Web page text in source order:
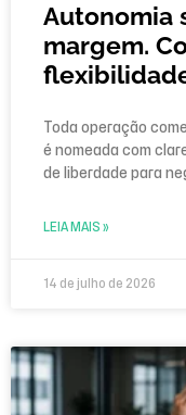
Autonomia
margem.
Toda operação
é nomeada com
de liberdade para
LEIA MAIS »
14 de julho de 2026